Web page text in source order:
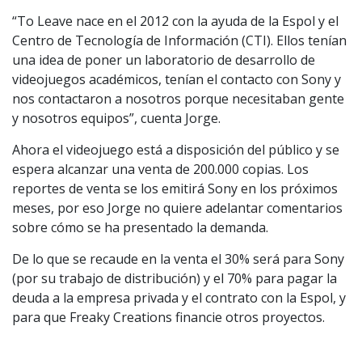
“To Leave nace en el 2012 con la ayuda de la Espol y el
Centro de Tecnología de Información (CTI). Ellos tenían
una idea de poner un laboratorio de desarrollo de
videojuegos académicos, tenían el contacto con Sony y
nos contactaron a nosotros porque necesitaban gente
y nosotros equipos”, cuenta Jorge.
Ahora el videojuego está a disposición del público y se
espera alcanzar una venta de 200.000 copias. Los
reportes de venta se los emitirá Sony en los próximos
meses, por eso Jorge no quiere adelantar comentarios
sobre cómo se ha presentado la demanda.
De lo que se recaude en la venta el 30% será para Sony
(por su trabajo de distribución) y el 70% para pagar la
deuda a la empresa privada y el contrato con la Espol, y
para que Freaky Creations financie otros proyectos.